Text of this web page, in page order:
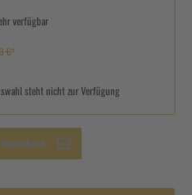
verfügbar
€*
steht nicht zur Verfügung